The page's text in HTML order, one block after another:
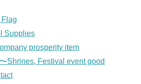
Supplies
prosperity item
Shrines, Festival event good